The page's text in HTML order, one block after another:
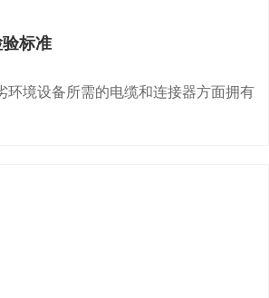
标准
环境设备所需的电缆和连接器方面拥有